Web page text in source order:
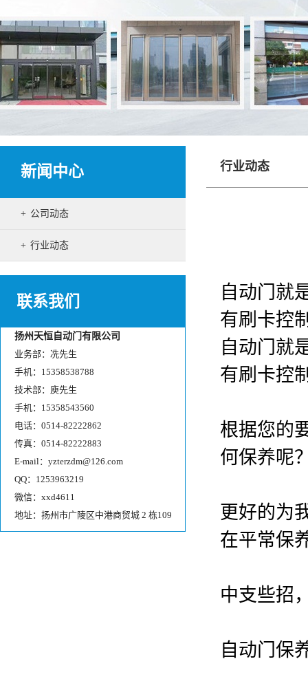
新闻中心
公司动态
行业动态
联系我们
扬州天恒自动门有限公司
业务部：冼先生
手机：15358538788
技术部：庾先生
手机：15358543560
电话：0514-82222862
传真：0514-82222883
E-mail：yzterzdm@126.com
QQ：1253963219
微信：xxd4611
地址：扬州市广陵区中港商贸城 2 栋109
行业动态
自动门就
有刷卡控
自动门就
有刷卡控
根据您的
何保养呢
更好的为
在平常保
中支些招
自动门保